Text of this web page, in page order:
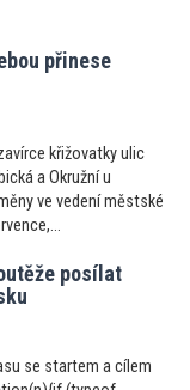
přinese
křižovatky ulic
a Okružní u
ve vedení městské
posílat
se startem a cílem